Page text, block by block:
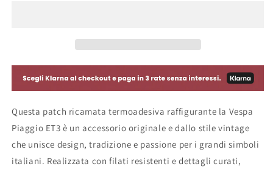
Questa patch ricamata termoadesiva raffigurante la Vespa
Piaggio ET3 è un accessorio originale e dallo stile vintage
che unisce design, tradizione e passione per i grandi simboli
italiani. Realizzata con filati resistenti e dettagli curati,